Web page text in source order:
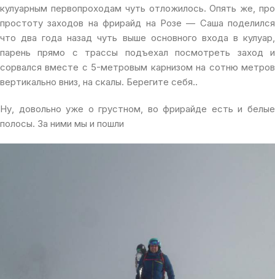
кулуарным первопроходам чуть отложилось. Опять же, про
простоту заходов на фрирайд на Розе — Саша поделился
что два года назад чуть выше основного входа в кулуар,
парень прямо с трассы подъехал посмотреть заход и
сорвался вместе с 5-метровым карнизом на сотню метров
вертикально вниз, на скалы. Берегите себя..
Ну, довольно уже о грустном, во фрирайде есть и белые
полосы. За ними мы и пошли